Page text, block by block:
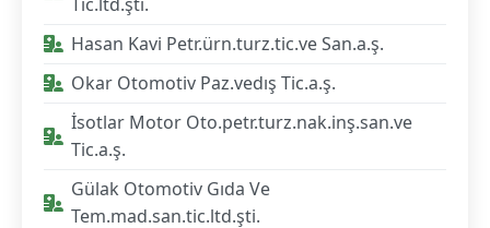
Hasan Kavi Petr.ürn.turz.tic.ve San.a.ş.
Okar Otomotiv Paz.vedış Tic.a.ş.
İsotlar Motor Oto.petr.turz.nak.inş.san.ve
Tic.a.ş.
Gülak Otomotiv Gıda Ve
Tem.mad.san.tic.ltd.şti.